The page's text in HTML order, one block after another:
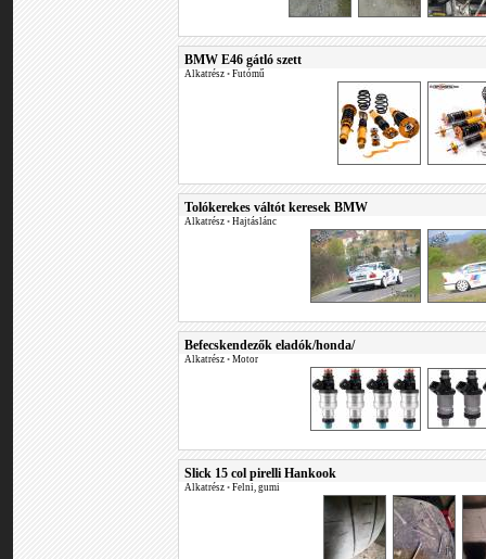
BMW E46 gátló szett
Alkatrész • Futómű
Tolókerekes váltót keresek BMW
Alkatrész • Hajtáslánc
Befecskendezők eladók/honda/
Alkatrész • Motor
Slick 15 col pirelli Hankook
Alkatrész • Felni, gumi